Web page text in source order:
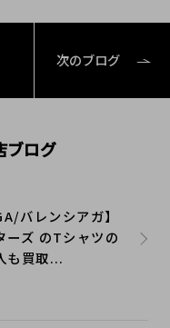
次のブログ
ブログ
バレンシアガ】
ーズ のTシャツの
も買取...